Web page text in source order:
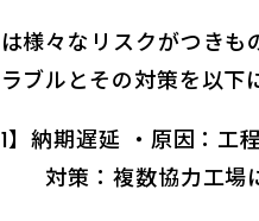
様々なリスクがつきも
ブルとその対策を以下
1】納期遅延 ・原因：
数協力工場によるリ